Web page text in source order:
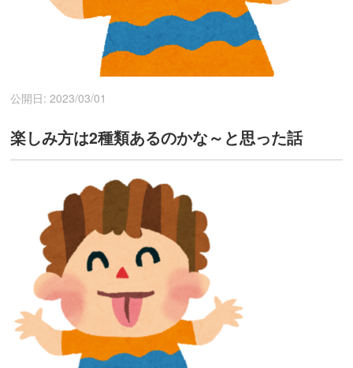
公開日: 2023/03/01
楽しみ方は2種類あるのかな～と思った話